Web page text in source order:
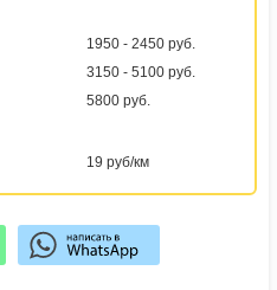
1950 - 2450 руб.
3150 - 5100 руб.
5800 руб.
19 руб/км